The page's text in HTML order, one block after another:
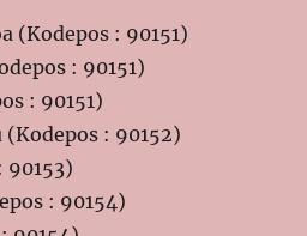
(Kodepos : 90151)
: 90151)
: 90151)
: 90152)
90153)
: 90154)